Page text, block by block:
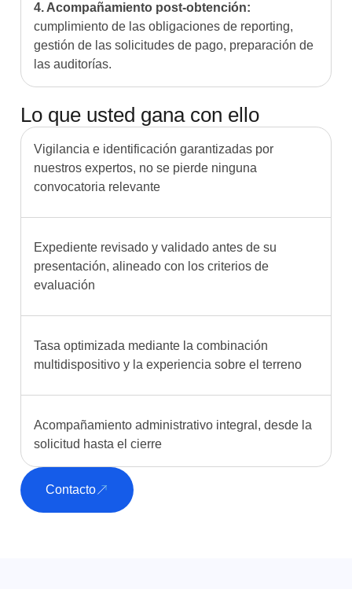
4. Acompañamiento post-obtención:
cumplimiento de las obligaciones de reporting,
gestión de las solicitudes de pago, preparación de
las auditorías.
Lo que usted gana con ello
Vigilancia e identificación garantizadas por
nuestros expertos, no se pierde ninguna
convocatoria relevante
Expediente revisado y validado antes de su
presentación, alineado con los criterios de
evaluación
Tasa optimizada mediante la combinación
multidispositivo y la experiencia sobre el terreno
Acompañamiento administrativo integral, desde la
solicitud hasta el cierre
Contacto